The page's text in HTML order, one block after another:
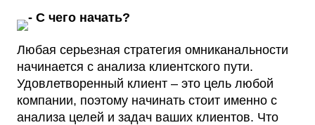
- С чего начать?
Любая серьезная стратегия омниканальности
начинается с анализа клиентского пути.
Удовлетворенный клиент – это цель любой
компании, поэтому начинать стоит именно с
анализа целей и задач ваших клиентов. Что